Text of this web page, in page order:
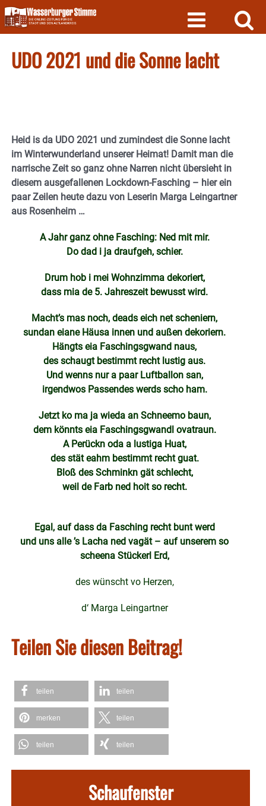
Skip
to
content
UDO 2021 und die Sonne lacht
Heid is da UDO 2021 und zumindest die Sonne lacht
im Winterwunderland unserer Heimat! Damit man die
narrische Zeit so ganz ohne Narren nicht übersieht in
diesem ausgefallenen Lockdown-Fasching – hier ein
paar Zeilen heute dazu von Leserin Marga Leingartner
aus Rosenheim …
A Jahr ganz ohne Fasching: Ned mit mir.
Do dad i ja draufgeh, schier.
Drum hob i mei Wohnzimma dekoriert,
dass mia de 5. Jahreszeit bewusst wird.
Macht’s mas noch, deads eich net scheniern,
sundan eiane Häusa innen und außen dekoriern.
Hängts eia Faschingsgwand naus,
des schaugt bestimmt recht lustig aus.
Und wenns nur a paar Luftballon san,
irgendwos Passendes werds scho ham.
Jetzt ko ma ja wieda an Schneemo baun,
dem könnts eia Faschingsgwandl ovatraun.
A Perückn oda a lustiga Huat,
des stät eahm bestimmt recht guat.
Bloß des Schminkn gät schlecht,
weil de Farb ned hoit so recht.
Egal, auf dass da Fasching recht bunt werd
und uns alle ’s Lacha ned vagät – auf unserem so
scheena Stückerl Erd,
des wünscht vo Herzen,
d‘ Marga Leingartner
Teilen Sie diesen Beitrag!
teilen teilen
merken teilen
teilen teilen
Schaufenster